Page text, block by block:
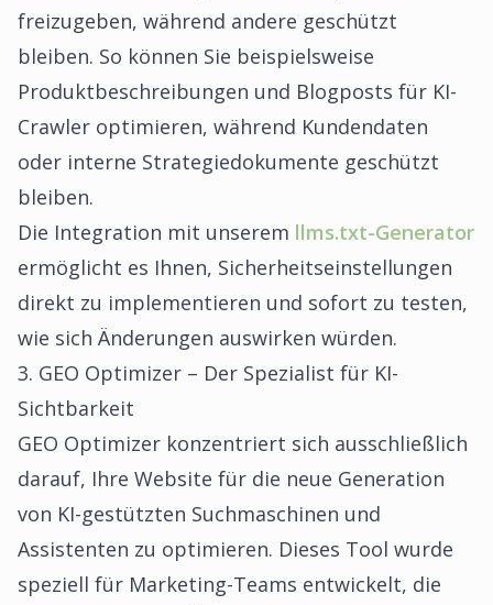
freizugeben, während andere geschützt
bleiben. So können Sie beispielsweise
Produktbeschreibungen und Blogposts für KI-
Crawler optimieren, während Kundendaten
oder interne Strategiedokumente geschützt
bleiben.
Die Integration mit unserem llms.txt-Generator
ermöglicht es Ihnen, Sicherheitseinstellungen
direkt zu implementieren und sofort zu testen,
wie sich Änderungen auswirken würden.
3. GEO Optimizer – Der Spezialist für KI-
Sichtbarkeit
GEO Optimizer konzentriert sich ausschließlich
darauf, Ihre Website für die neue Generation
von KI-gestützten Suchmaschinen und
Assistenten zu optimieren. Dieses Tool wurde
speziell für Marketing-Teams entwickelt, die